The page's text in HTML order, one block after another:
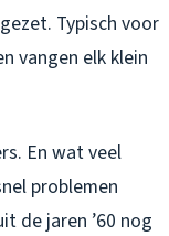
Typisch voor
vangen elk klein
En wat veel
problemen
de jaren ’60 nog